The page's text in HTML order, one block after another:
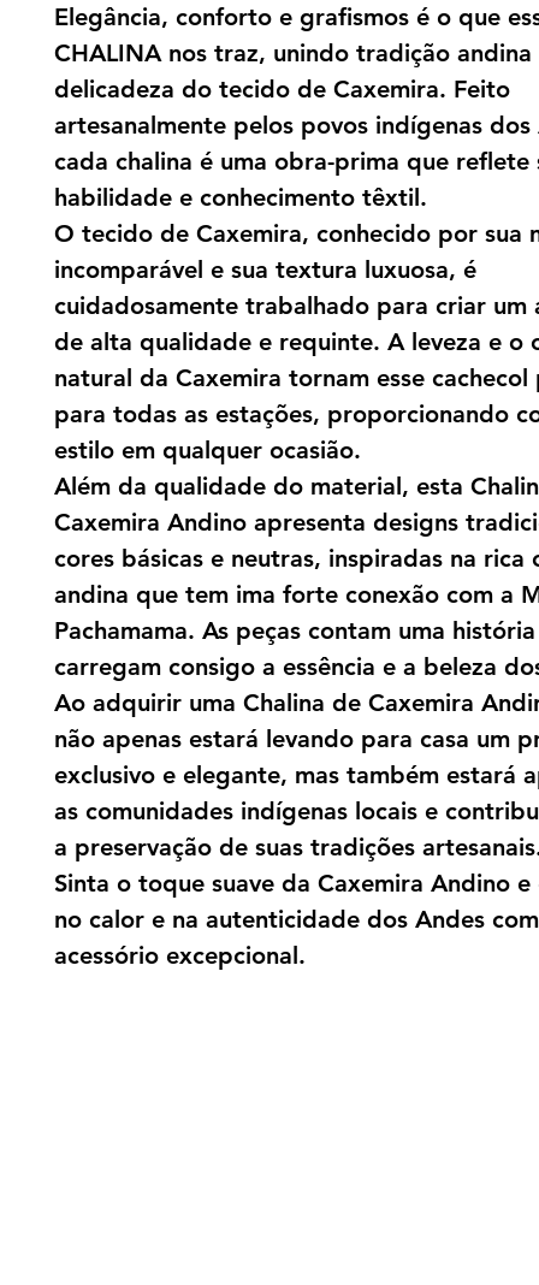
Elegância, conforto e grafismos é o que
CHALINA nos traz, unindo tradição andina
delicadeza do tecido de Caxemira. Feito
artesanalmente pelos povos indígenas dos
cada chalina é uma obra-prima que reflete
habilidade e conhecimento têxtil.
O tecido de Caxemira, conhecido por sua
incomparável e sua textura luxuosa, é
cuidadosamente trabalhado para criar um
de alta qualidade e requinte. A leveza e o
natural da Caxemira tornam esse
para todas as estações, proporcionando
estilo em qualquer ocasião.
Além da qualidade do material, esta
Caxemira Andino apresenta designs
cores básicas e neutras, inspiradas na rica
andina que tem ima forte conexão com a
Pachamama. As peças contam uma
carregam consigo a essência e a beleza
Ao adquirir uma Chalina de Caxemira
não apenas estará levando para casa um
exclusivo e elegante, mas também estará
as comunidades indígenas locais e
a preservação de suas tradições
Sinta o toque suave da Caxemira Andino e
no calor e na autenticidade dos Andes
acessório excepcional.